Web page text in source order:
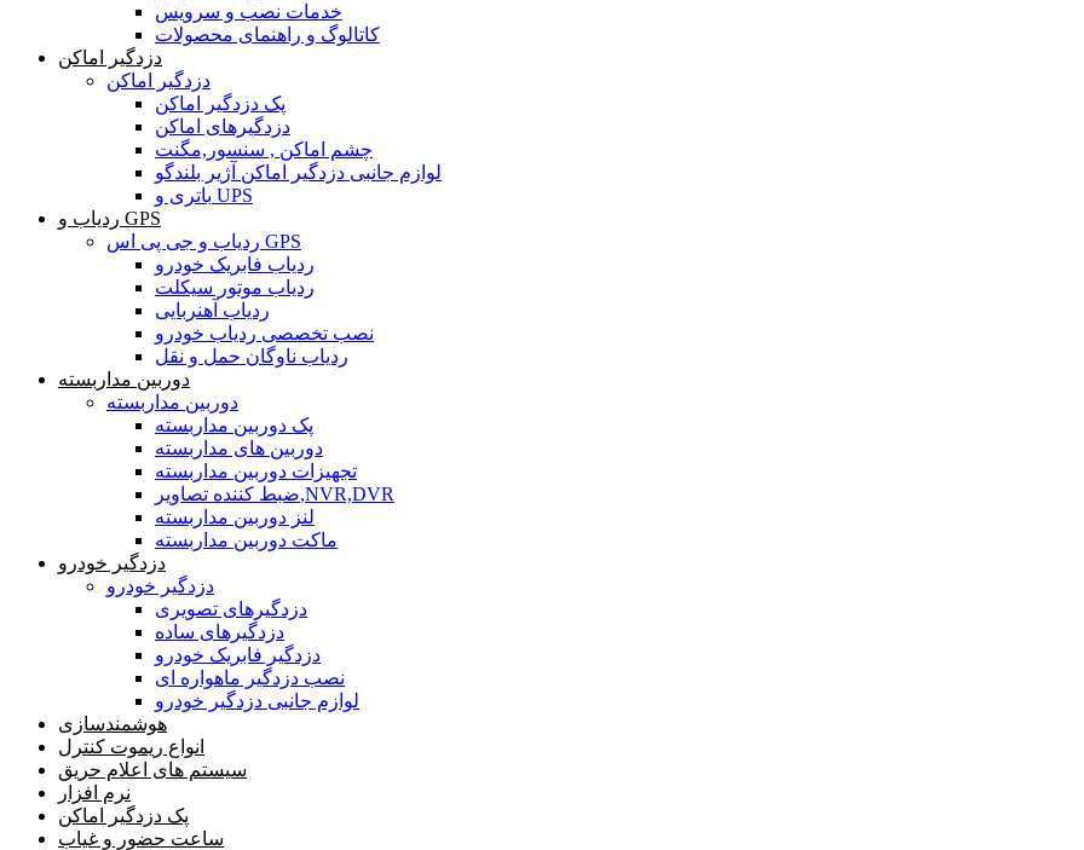
خدمات نصب و سرویس
کاتالوگ و راهنمای محصولات
دزدگیر اماکن
دزدگیر اماکن
پک دزدگیر اماکن
دزدگیرهای اماکن
چشم اماکن , سنسور,مگنت
لوازم جانبی دزدگیر اماکن آژیر بلندگو
باتری و UPS
ردیاب و GPS
ردیاب و جی پی اس GPS
ردیاب فابریک خودرو
ردیاب موتور سیکلت
ردیاب آهنربایی
نصب تخصصی ردیاب خودرو
ردیاب ناوگان حمل و نقل
دوربین مداربسته
دوربین مداربسته
پک دوربین مداربسته
دوربین های مداربسته
تجهیزات دوربین مداربسته
ضبط کننده تصاویر,NVR,DVR
لنز دوربین مداربسته
ماکت دوربین مداربسته
دزدگیر خودرو
دزدگیر خودرو
دزدگیرهای تصویری
دزدگیرهای ساده
دزدگیر فابریک خودرو
نصب دزدگیر ماهواره ای
لوازم جانبی دزدگیر خودرو
هوشمندسازی
انواع ریموت کنترل
سیستم های اعلام حریق
نرم افزار
پک دزدگیر اماکن
ساعت حضور و غیاب